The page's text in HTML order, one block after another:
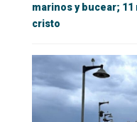
marinos y bucear;
cristo